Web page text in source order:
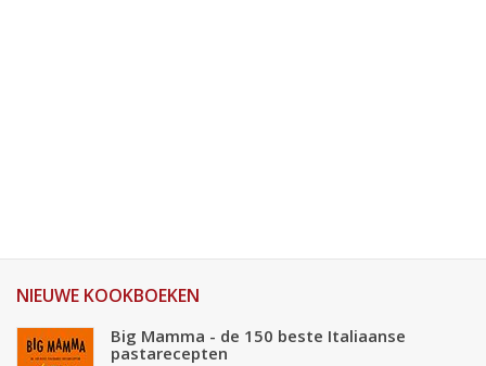
NIEUWE KOOKBOEKEN
Big Mamma - de 150 beste Italiaanse
pastarecepten